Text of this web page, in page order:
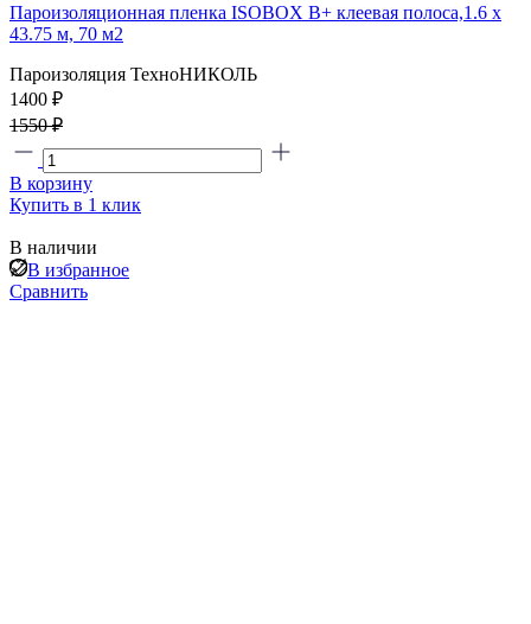
Пароизоляционная пленка ISOBOX В+ клеевая полоса,1.6 x
43.75 м, 70 м2
Пароизоляция ТехноНИКОЛЬ
1400 ₽
1550 ₽
В корзину
Купить в 1 клик
В наличии
В избранное
Сравнить